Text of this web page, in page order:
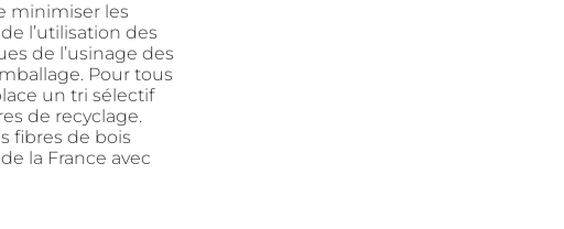
minimiser les
l’utilisation des
de l’usinage des
Pour tous
un tri sélectif
de recyclage.
fibres de bois
la France avec